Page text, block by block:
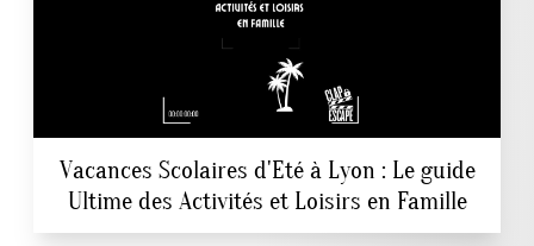
Vacances Scolaires d'Eté à Lyon : Le guide
Ultime des Activités et Loisirs en Famille